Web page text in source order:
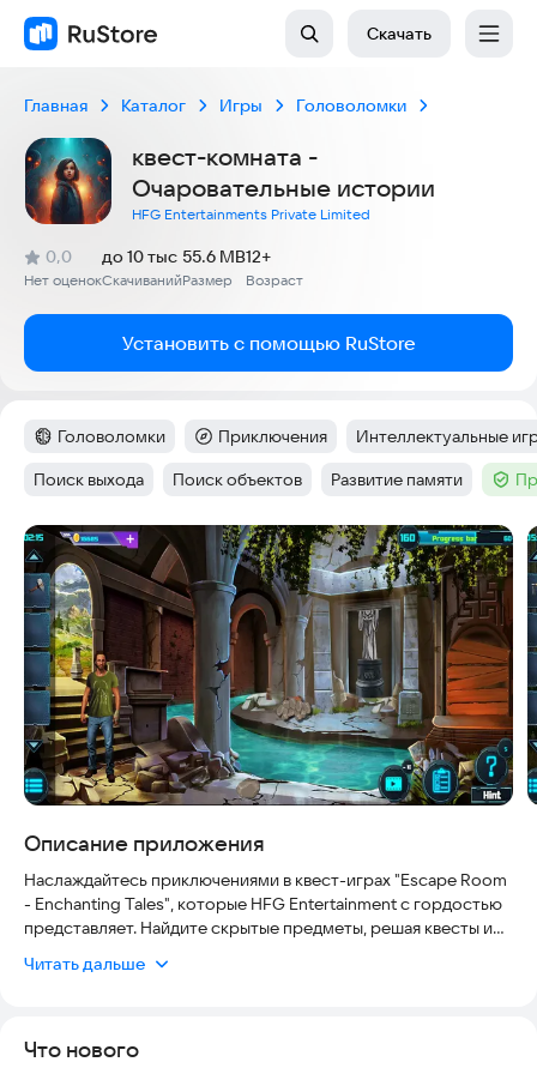
Скачать
Главная Каталог Игры Головоломки
квест-комната -
Очаровательные истории
HFG Entertainments Private Limited
Рейтинг:
0,0
(
Нет оценок
)
Скачиваний
до 10 тыс
Размер
55.6 MB
Возраст
12+
Установить с помощью RuStore
Категория:
Головоломки Категория:
Приключения Тег:
Интеллектуальные
Тег:
Поиск выхода Тег:
Поиск объектов Тег:
Развитие памяти Тег :
Скриншоты
Описание приложения
Наслаждайтесь приключениями в квест-играх "Escape Room
- Enchanting Tales", которые HFG Entertainment с гордостью
представляет. Найдите скрытые предметы, решая квесты и
они имеют приятный финал! Каждая глава разворачивается в
Читать дальше
Что нового